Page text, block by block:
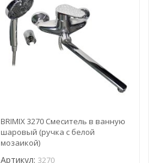
BRIMIX 3270 Смеситель в ванную
шаровый (ручка с белой
мозаикой)
Артикул: 3270